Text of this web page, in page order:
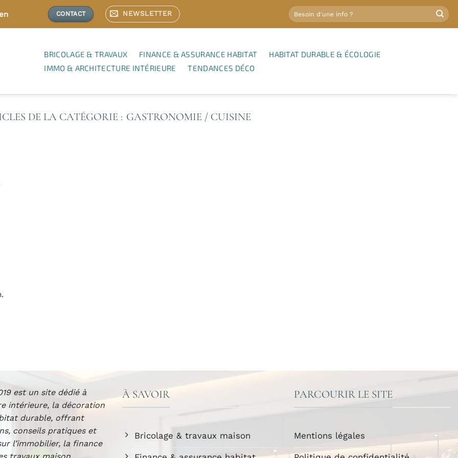
CONTACT NEWSLETTER
BRICOLAGE & TRAVAUX FINANCE & ASSURANCE HABITAT
HABITAT DURABLE & ÉCOLOGIE
IMMO & ARCHITECTURE INTÉRIEURE
TENDANCES DÉCO
GASTRONOMIE / CUISINE
est un site dédié à
intérieure, la décoration
durable, offrant
conseils pratiques et
l’immobilier, la finance
À SAVOIR
Bricolage & travaux maison
PARCOURIR LE SITE
Mentions légales